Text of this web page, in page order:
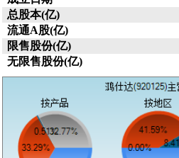
总股本(亿)
流通A股(亿)
限售股份(亿)
无限售股份(亿)